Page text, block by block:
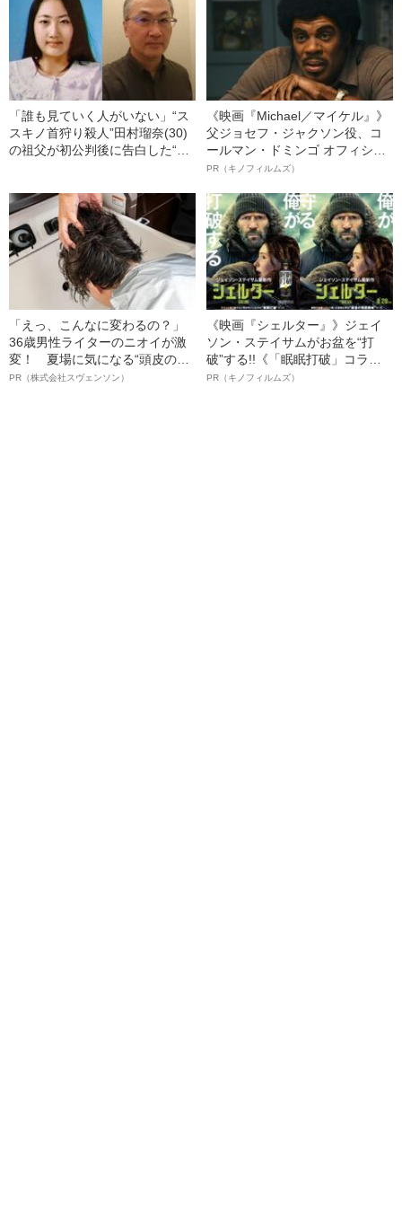
《現物入手》
弟”小西被告に懲役23年》
「誰も見ていく人がいない」“ス
スキノ首狩り殺人”田村瑠奈(30)
の祖父が初公判後に告白した“家
も及び…」
《映画『Michael／マイケル』》
父ジョセフ・ジャクソン役、コ
ールマン・ドミンゴ オフィシャ
ルインタビュー“観客を魅了した
語る”《日本興収70億円突破》
PR（キノフィルムズ）
「えっ、こんなに変わるの？」
36歳男性ライターのニオイが激
変！ 夏場に気になる“頭皮のニ
オイ”や“ベタつき”を解消す
PR（株式会社スヴェンソン）
《映画『シェルター』》ジェイ
ソン・ステイサムがお盆を“打
破”する!!《「眠眠打破」コラ
ボ》
PR（キノフィルムズ）